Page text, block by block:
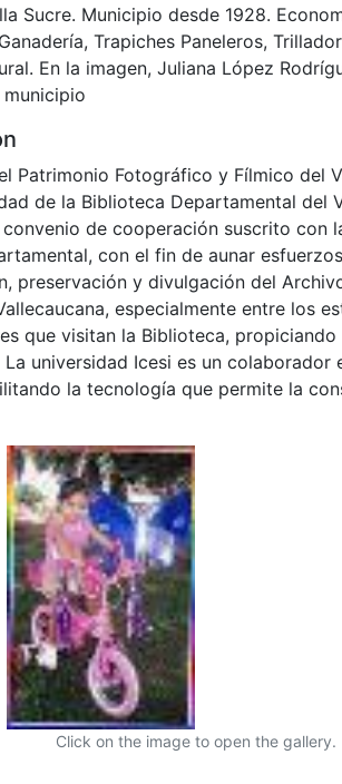
Sucre. Municipio desde 1928.
Trapiches Paneleros,
En la imagen, Juliana López
Patrimonio Fotográfico y Fílmico del
de la Biblioteca Departamental del
de cooperación suscrito con
con el fin de aunar
preservación y divulgación del
especialmente entre los
que visitan la Biblioteca, propiciando
La universidad Icesi es un colaborador
la tecnología que permite la
Click on the image to open the gallery.